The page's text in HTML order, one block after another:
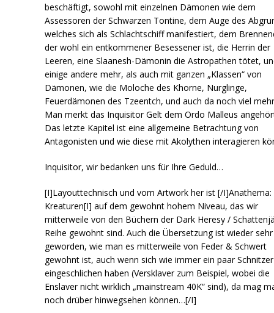
beschäftigt, sowohl mit einzelnen Dämonen wie dem
Assessoren der Schwarzen Tontine, dem Auge des
welches sich als Schlachtschiff manifestiert, dem
der wohl ein entkommener Besessener ist, die Herrin der
Leeren, eine Slaanesh-Dämonin die Astropathen tötet,
einige andere mehr, als auch mit ganzen „Klassen“ von
Dämonen, wie die Moloche des Khorne, Nurglinge,
Feuerdämonen des Tzeentch, und auch da noch viel
Man merkt das Inquisitor Gelt dem Ordo Malleus
Das letzte Kapitel ist eine allgemeine Betrachtung von
Antagonisten und wie diese mit Akolythen interagieren
Inquisitor, wir bedanken uns für Ihre Geduld…
[I]Layouttechnisch und vom Artwork her ist [/I]Anathema:
Kreaturen[I] auf dem gewohnt hohem Niveau, das wir
mitterweile von den Büchern der Dark Heresy /
Reihe gewohnt sind. Auch die Übersetzung ist wieder
geworden, wie man es mitterweile von Feder & Schwert
gewohnt ist, auch wenn sich wie immer ein paar Schnitzer
eingeschlichen haben (Versklaver zum Beispiel, wobei die
Enslaver nicht wirklich „mainstream 40K“ sind), da mag
noch drüber hinwegsehen können…[/I]